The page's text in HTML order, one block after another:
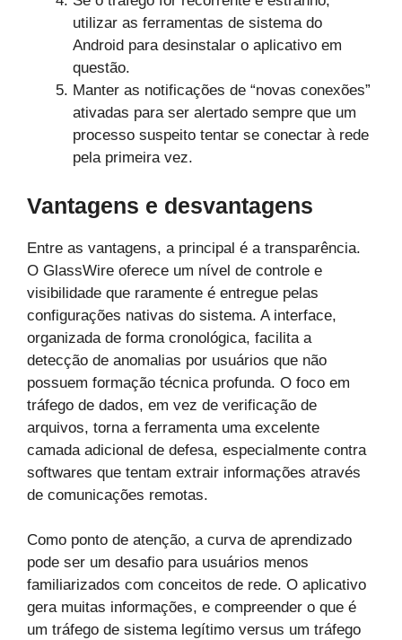
utilizar as ferramentas de sistema do
Android para desinstalar o aplicativo em
questão.
Manter as notificações de “novas conexões”
ativadas para ser alertado sempre que um
processo suspeito tentar se conectar à rede
pela primeira vez.
Vantagens e desvantagens
Entre as vantagens, a principal é a transparência.
O GlassWire oferece um nível de controle e
visibilidade que raramente é entregue pelas
configurações nativas do sistema. A interface,
organizada de forma cronológica, facilita a
detecção de anomalias por usuários que não
possuem formação técnica profunda. O foco em
tráfego de dados, em vez de verificação de
arquivos, torna a ferramenta uma excelente
camada adicional de defesa, especialmente contra
softwares que tentam extrair informações através
de comunicações remotas.
Como ponto de atenção, a curva de aprendizado
pode ser um desafio para usuários menos
familiarizados com conceitos de rede. O aplicativo
gera muitas informações, e compreender o que é
um tráfego de sistema legítimo versus um tráfego